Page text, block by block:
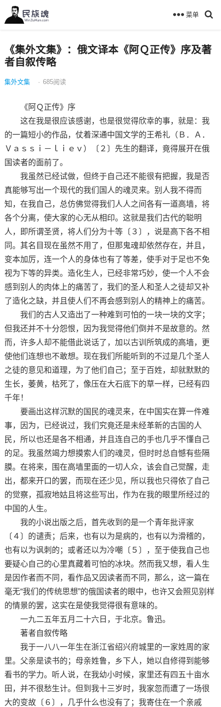
菜单
《集外文集》：俄文译本《阿Ｑ正传》序及著
者自叙传略
集外文集 · 685阅读
《阿Ｑ正传》序
这在我是很应该感谢，也是很觉得欣幸的事，就是：我
的一篇短小的作品，仗着深通中国文学的王希礼（Ｂ．Ａ．
Ｖａｓｓｉ－ｌｉｅｖ）〔２〕先生的翻译，竟得展开在俄
国读者的面前了。
我虽然已经试做，但终于自己还不能很有把握，我是否
真能够写出一个现代的我们国人的魂灵来。别人我不得而
知，在我自己，总仿佛觉得我们人人之间各有一道高墙，将
各个分离，使大家的心无从相印。这就是我们古代的聪明
人，即所谓圣贤，将人们分为十等〔３〕，说是高下各不相
同。其名目现在虽然不用了，但那鬼魂却依然存在，并且，
变本加厉，连一个人的身体也有了等差，使手对于足也不免
视为下等的异类。造化生人，已经非常巧妙，使一个人不会
感到别人的肉体上的痛苦了，我们的圣人和圣人之徒却又补
了造化之缺，并且使人们不再会感到别人的精神上的痛苦。
我们的古人又造出了一种难到可怕的一块一块的文字；
但我还并不十分怨恨，因为我觉得他们倒并不是故意的。然
而，许多人却不能借此说话了，加以古训所筑成的高墙，更
使他们连想也不敢想。现在我们所能听到的不过是几个圣人
之徒的意见和道理，为了他们自己；至于百姓，却就默默的
生长，萎黄，枯死了，像压在大石底下的草一样，已经有四
千年！
要画出这样沉默的国民的魂灵来，在中国实在算一件难
事，因为，已经说过，我们究竟还是未经革新的古国的人
民，所以也还是各不相通，并且连自己的手也几乎不懂自己
的足。我虽然竭力想摸索人们的魂灵，但时时总自憾有些隔
膜。在将来，围在高墙里面的一切人众，该会自己觉醒，走
出，都来开口的罢，而现在还少见，所以我也只得依了自己
的觉察，孤寂地姑且将这些写出，作为在我的眼里所经过的
中国的人生。
我的小说出版之后，首先收到的是一个青年批评家
〔４〕的谴责；后来，也有以为是病的，也有以为滑稽的，
也有以为讽刺的；或者还以为冷嘲〔５〕，至于使我自己也
要疑心自己的心里真藏着可怕的冰块。然而我又想，看人生
是因作者而不同，看作品又因读者而不同，那么，这一篇在
毫无“我们的传统思想”的俄国读者的眼中，也许又会照见别样
的情景的罢，这实在是使我觉得很有意味的。
一九二五年五月二十六日，于北京。鲁迅。
著者自叙传略
我于一八八一年生在浙江省绍兴府城里的一家姓周的家
里。父亲是读书的；母亲姓鲁，乡下人，她以自修得到能够
看书的学力。听人说，在我幼小时候，家里还有四五十亩水
田，并不很愁生计。但到我十三岁时，我家忽而遭了一场很
大的变故〔６〕，几乎什么也没有了；我寄住在一个亲戚